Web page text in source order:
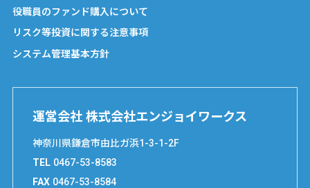
役職員のファンド購入について
リスク等投資に関する注意事項
システム管理基本方針
運営会社 株式会社エンジョイワークス
神奈川県鎌倉市由比ガ浜1-3-1-2F
TEL 0467-53-8583
FAX 0467-53-8584